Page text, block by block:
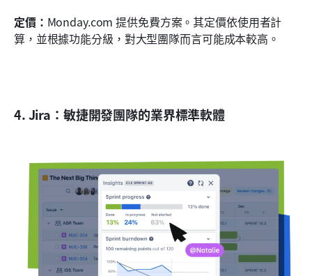
定價： Monday.com 提供免費方案。其定價依使用者計
算，並根據功能分級，對大型團隊而言可能成本較高。
4. Jira：敏捷開發團隊的業界標準軟體